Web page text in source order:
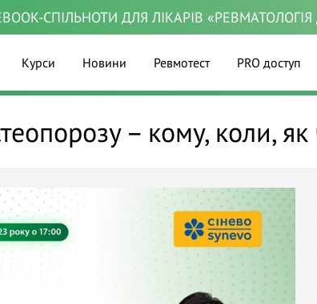
СПІЛЬНОТИ ДЛЯ ЛІКАРІВ
Курси Новини Ревмотест PRO доступ
– кому, коли, як